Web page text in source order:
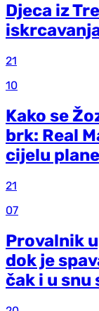
Djeca iz
21
10
Kako se
brk: Real
cijelu
21
07
Provalnik
dok je
čak i u